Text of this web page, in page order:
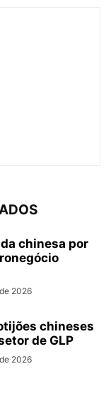
chinesa por
2026
chineses
de GLP
2026